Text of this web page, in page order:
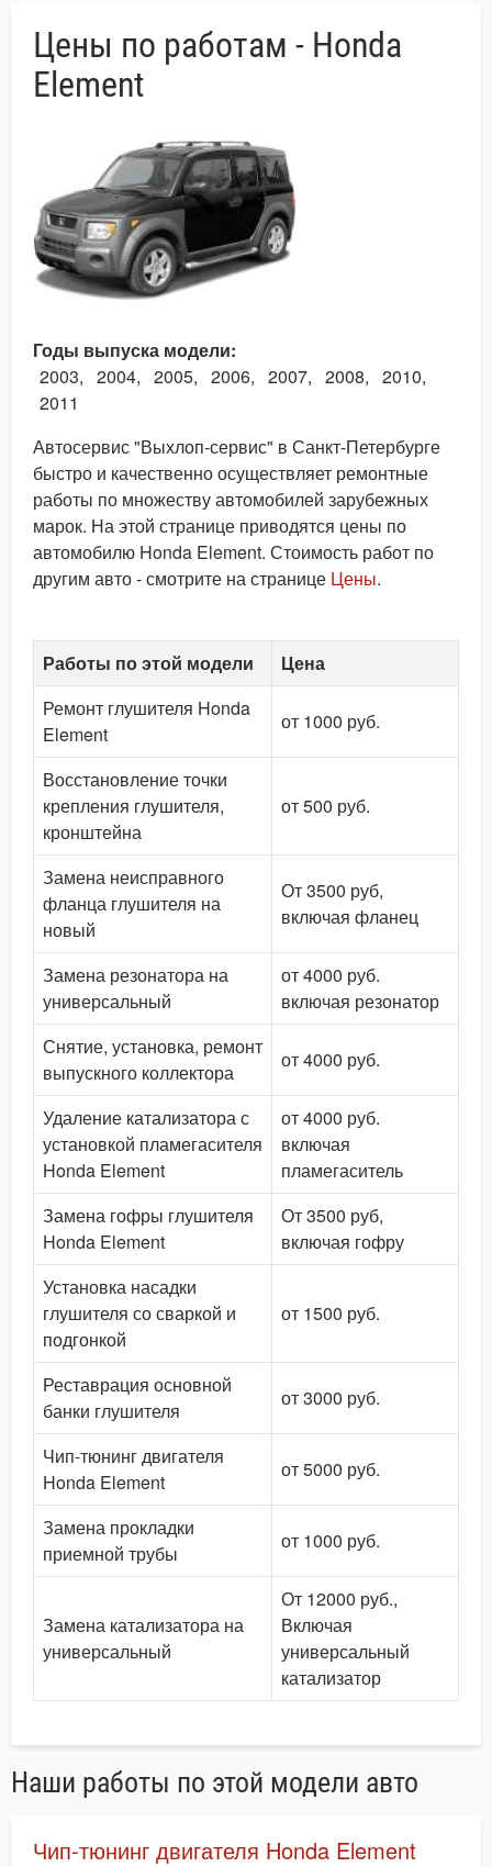
Цены по работам - Honda
Element
Годы выпуска модели
2003
2004 2005 2006 2007 2008
2010
2011
Автосервис "Выхлоп-сервис" в Санкт-Петербурге
быстро и качественно осуществляет ремонтные
работы по множеству автомобилей зарубежных
марок. На этой странице приводятся цены по
автомобилю Honda Element. Стоимость работ по
другим авто - смотрите на странице Цены.
Работы по этой модели
Цена
Ремонт глушителя Honda
Element
от 1000 руб.
Восстановление точки
крепления глушителя,
кронштейна
от 500 руб.
Замена неисправного
фланца глушителя на
новый
От 3500 руб,
включая фланец
Замена резонатора на
универсальный
от 4000 руб.
включая резонатор
Снятие, установка, ремонт
выпускного коллектора
от 4000 руб.
Удаление катализатора с
установкой пламегасителя
Honda Element
от 4000 руб.
включая
пламегаситель
Замена гофры глушителя
Honda Element
От 3500 руб,
включая гофру
Установка насадки
глушителя со сваркой и
подгонкой
от 1500 руб.
Реставрация основной
банки глушителя
от 3000 руб.
Чип-тюнинг двигателя
Honda Element
от 5000 руб.
Замена прокладки
приемной трубы
от 1000 руб.
Замена катализатора на
универсальный
От 12000 руб.,
Включая
универсальный
катализатор
Наши работы по этой модели авто
Чип-тюнинг двигателя Honda Element